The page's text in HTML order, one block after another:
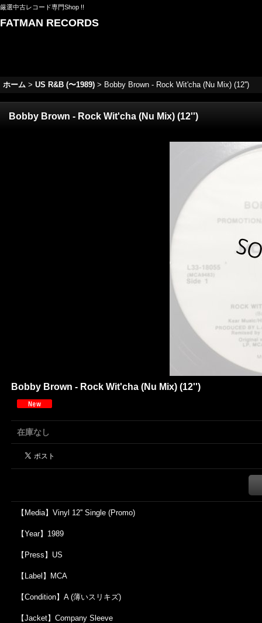
厳選中古レコード専門Shop !!
FATMAN RECORDS
ホーム > US R&B (〜1989) > Bobby Brown - Rock Wit'cha (Nu Mix) (12'')
Bobby Brown - Rock Wit'cha (Nu Mix) (12'')
Bobby Brown - Rock Wit'cha (Nu Mix) (12'')
在庫なし
【Media】Vinyl 12'' Single (Promo)
【Year】1989
【Press】US
【Label】MCA
【Condition】A (薄いスリキズ)
【Jacket】Company Sleeve